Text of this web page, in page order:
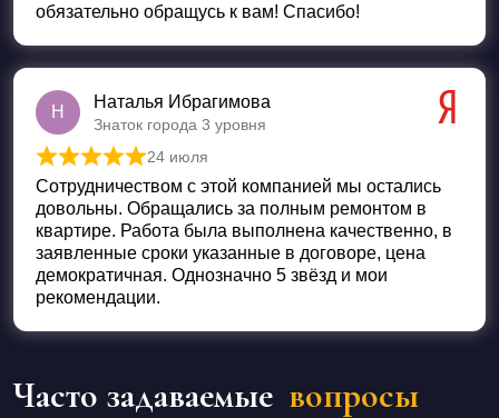
обязательно обращусь к вам! Спасибо!
Н
Наталья Ибрагимова
Знаток города 3 уровня
Оценка 5 из 5
24 июля
Сотрудничеством с этой компанией мы остались
довольны. Обращались за полным ремонтом в
квартире. Работа была выполнена качественно, в
заявленные сроки указанные в договоре, цена
демократичная. Однозначно 5 звёзд и мои
рекомендации.
Часто задаваемые вопросы